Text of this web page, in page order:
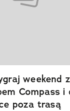
weekend z
Compass i
poza trasą